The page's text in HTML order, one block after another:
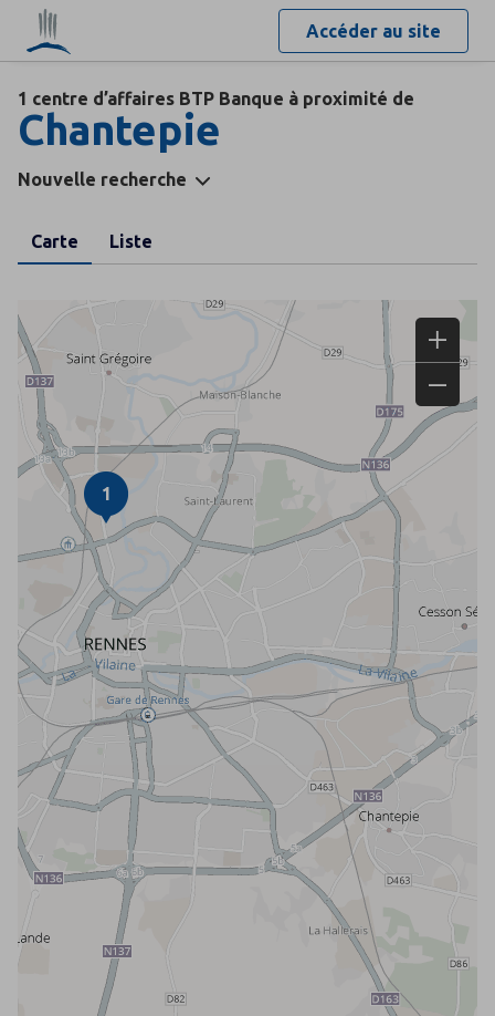
Accéder au site
1 centre d’affaires BTP Banque à proximité de
Chantepie
Nouvelle recherche
Carte Liste
1